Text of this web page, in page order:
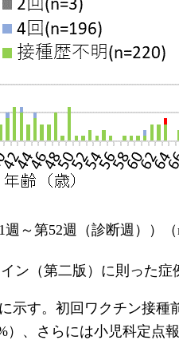
～第52週（診断週））（
ン（第二版）に則った症
示す。初回ワクチン接
）、さらには小児科定